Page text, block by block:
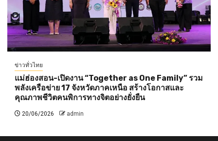
ข่าวทั่วไทย
แม่ฮ่องสอน-เปิดงาน “Together as One Family” รวม
พลังเครือข่าย 17 จังหวัดภาคเหนือ สร้างโอกาสและ
คุณภาพชีวิตคนพิการทางจิตอย่างยั่งยืน
20/06/2026 admin